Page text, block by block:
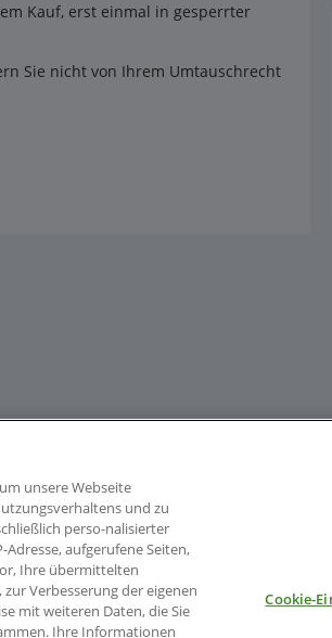
Kauf, erst einmal in gesperrter
Sie nicht von Ihrem Umtauschrecht
unsere Webseite
und zu
perso-nalisierter
aufgerufene Seiten,
Ihre übermittelten
Verbesserung der eigenen
mit weiteren Daten, die Sie
Ihre Informationen
Cookie-